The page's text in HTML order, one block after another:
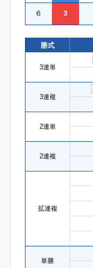
６ 3
勝式
3連単
3連複
2連単
2連複
拡連複
単勝